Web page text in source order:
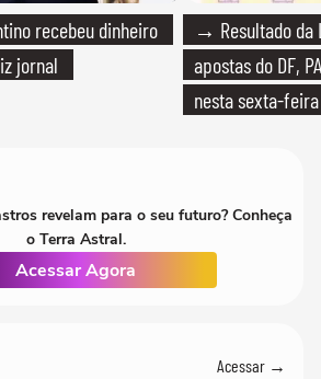
recebeu dinheiro
jornal
→ Resultado da
apostas do DF,
nesta sexta-feira
revelam para o seu futuro? Conheça
o Terra Astral.
Acessar Agora
Acessar →